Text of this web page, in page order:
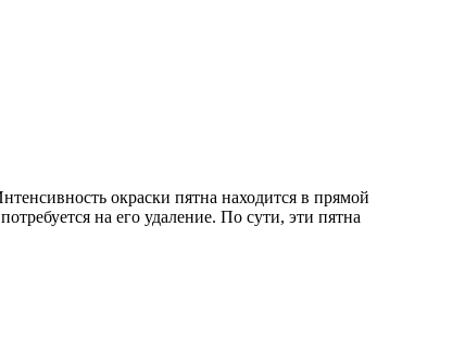
окраски пятна находится в прямой
на его удаление. По сути, эти пятна